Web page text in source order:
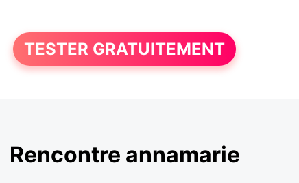
TESTER GRATUITEMENT
Rencontre annamarie